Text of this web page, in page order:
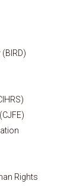
Rights